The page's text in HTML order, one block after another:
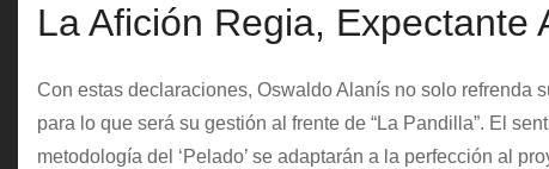
La Afición Regia, Expectante
Con estas declaraciones, Oswaldo Alanís no solo refrenda
para lo que será su gestión al frente de “La Pandilla”. El
metodología del ‘Pelado’ se adaptarán a la perfección al